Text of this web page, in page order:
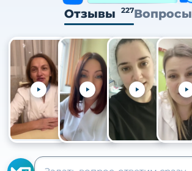
Отзывы 227Вопросы